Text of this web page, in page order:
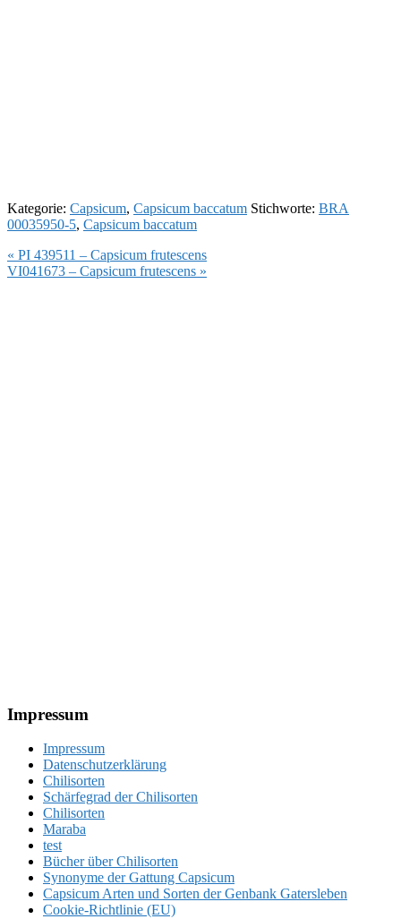
Kategorie: Capsicum, Capsicum baccatum Stichworte: BRA
00035950-5, Capsicum baccatum
Vorheriger
Beitrag:
« PI 439511 – Capsicum frutescens
Nächster
VI041673 – Capsicum frutescens »
Footer
Impressum
Impressum
Datenschutzerklärung
Chilisorten
Schärfegrad der Chilisorten
Chilisorten
Maraba
test
Bücher über Chilisorten
Synonyme der Gattung Capsicum
Capsicum Arten und Sorten der Genbank Gatersleben
Cookie-Richtlinie (EU)